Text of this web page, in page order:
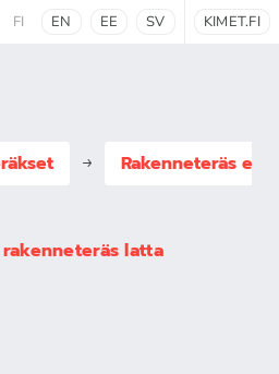
FI EN EE SV KIMET.FI
Rakenneteräs
latta